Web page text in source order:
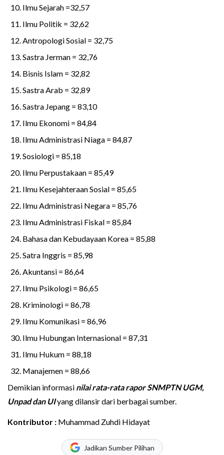
Ilmu Sejarah =32,57
Ilmu Politik = 32,62
Antropologi Sosial = 32,75
Sastra Jerman = 32,76
Bisnis Islam = 32,82
Sastra Arab = 32,89
Sastra Jepang = 83,10
Ilmu Ekonomi = 84,84
Ilmu Administrasi Niaga = 84,87
Sosiologi = 85,18
Ilmu Perpustakaan = 85,49
Ilmu Kesejahteraan Sosial = 85,65
Ilmu Administrasi Negara = 85,76
Ilmu Administrasi Fiskal = 85,84
Bahasa dan Kebudayaan Korea = 85,88
Satra Inggris = 85,98
Akuntansi = 86,64
Ilmu Psikologi = 86,65
Kriminologi = 86,78
Ilmu Komunikasi = 86,96
Ilmu Hubungan Internasional = 87,31
Ilmu Hukum = 88,18
Manajemen = 88,66
Demikian informasi nilai rata-rata rapor SNMPTN UGM,
Unpad dan UIyang dilansir dari berbagai sumber.
Kontributor : Muhammad Zuhdi Hidayat
Jadikan Sumber Pilihan